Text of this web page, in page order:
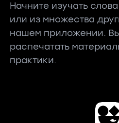
Начните изучать
или из множества
нашем приложении.
распечатать
практики.